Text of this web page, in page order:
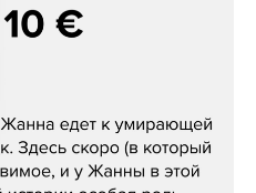
«Белая дама»